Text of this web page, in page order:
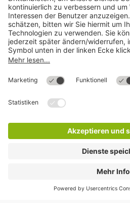
Hilfe
©Q-Park